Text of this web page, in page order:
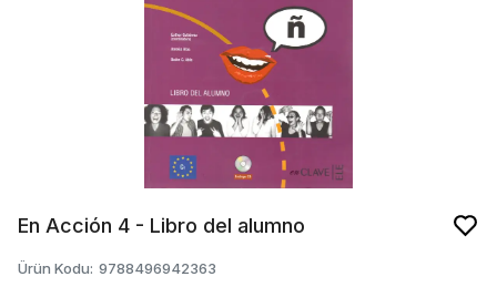
En Acción 4 - Libro del alumno
Ürün Kodu: 9788496942363